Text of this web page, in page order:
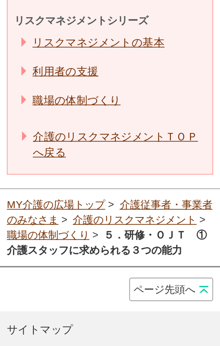
リスクマネジメントシリーズ
リスクマネジメントの基本
利用者の支援
職場の体制づくり
介護のリスクマネジメントＴＯＰ
へ戻る
MY介護の広場トップ> 介護従事者・事業者
のみなさま >介護のリスクマネジメント >
職場の体制づくり > ５．研修・ＯＪＴ ①
介護スタッフに求められる３つの能力
ページ先頭へ
サイトマップ